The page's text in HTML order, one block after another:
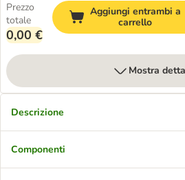
Prezzo
totale
0,00 €
Aggiungi entrambi a
carrello
Mostra
Descrizione
Componenti